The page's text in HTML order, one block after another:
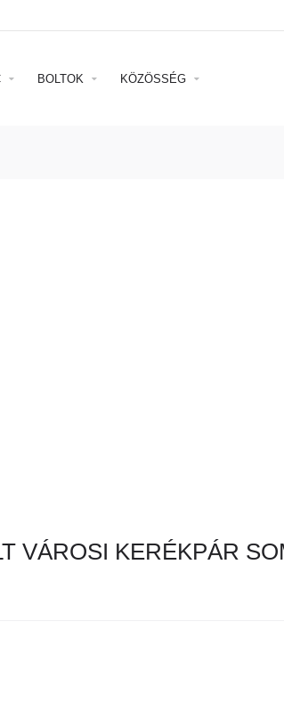
BOLTOK KÖZÖSSÉG
VÁROSI KERÉKPÁR